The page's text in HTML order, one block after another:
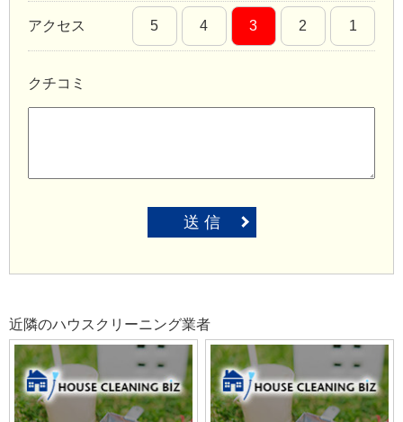
アクセス 5 4 3 2 1
クチコミ
送 信
近隣のハウスクリーニング業者